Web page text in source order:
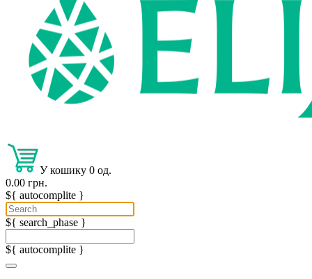
У кошику 0 од.
0.00 грн.
${ autocomplite }
${ search_phase }
${ autocomplite }